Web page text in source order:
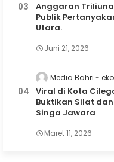
Anggaran
Publik
Utara.
Juni 21, 2026
Media Bahri
Viral di Kota
Buktikan Silat
Singa Jawara
Maret 11, 2026